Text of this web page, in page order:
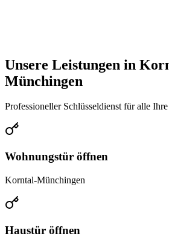
Unsere Leistungen in
Münchingen
Professioneller Schlüsseldienst für alle
Wohnungstür öffnen
Korntal-Münchingen
Haustür öffnen